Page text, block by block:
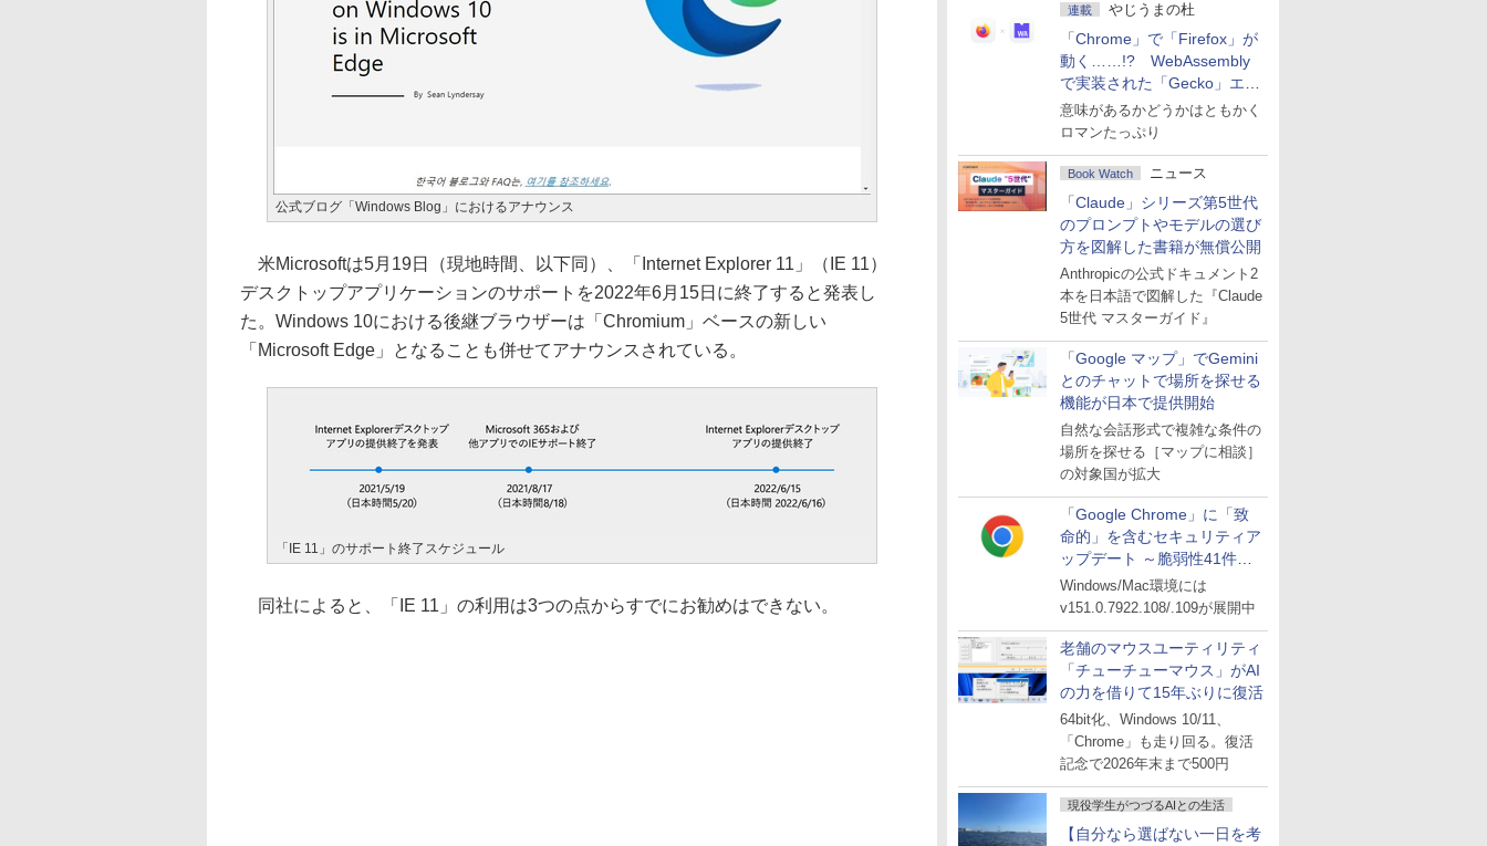
連載 やじうまの杜
「Chrome」で「Firefox」が
動く……!? WebAssembly
で実装された「Gecko」エン
ジン
意味があるかどうかはともかく
ロマンたっぷり
Book Watch ニュース
「Claude」シリーズ第5世代
のプロンプトやモデルの選び
方を図解した書籍が無償公開
Anthropicの公式ドキュメント2
本を日本語で図解した『Claude
5世代 マスターガイド』
「Google マップ」でGemini
とのチャットで場所を探せる
機能が日本で提供開始
自然な会話形式で複雑な条件の
場所を探せる［マップに相談］
の対象国が拡大
「Google Chrome」に「致
命的」を含むセキュリティア
ップデート ～脆弱性41件に
対処
Windows/Mac環境には
v151.0.7922.108/.109が展開中
老舗のマウスユーティリティ
「チューチューマウス」がAI
の力を借りて15年ぶりに復活
64bit化、Windows 10/11、
「Chrome」も走り回る。復活
記念で2026年末まで500円
現役学生がつづるAIとの生活
【自分なら選ばない一日を考
公式ブログ「Windows Blog」におけるアナウンス
米Microsoftは5月19日（現地時間、以下同）、「Internet Explorer 11」（IE 11）
デスクトップアプリケーションのサポートを2022年6月15日に終了すると発表し
た。Windows 10における後継ブラウザーは「Chromium」ベースの新しい
「Microsoft Edge」となることも併せてアナウンスされている。
「IE 11」のサポート終了スケジュール
同社によると、「IE 11」の利用は3つの点からすでにお勧めはできない。